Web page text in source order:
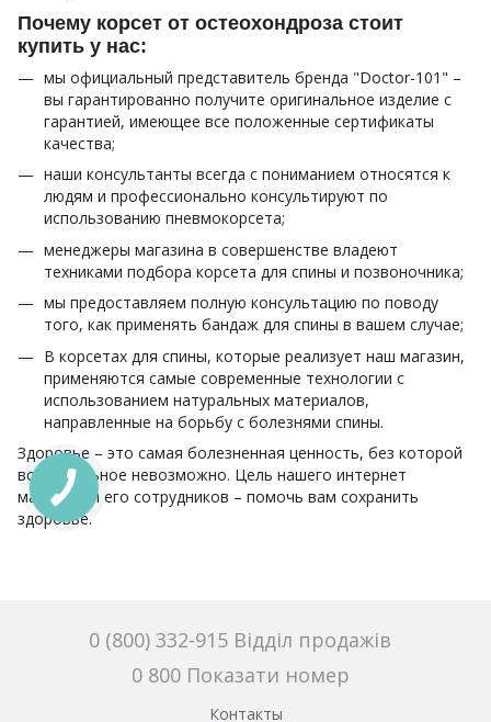
Почему корсет от остеохондроза стоит
купить у нас:
мы официальный представитель бренда "Doctor-101" –
вы гарантированно получите оригинальное изделие с
гарантией, имеющее все положенные сертификаты
качества;
наши консультанты всегда с пониманием относятся к
людям и профессионально консультируют по
использованию пневмокорсета;
менеджеры магазина в совершенстве владеют
техниками подбора корсета для спины и позвоночника;
мы предоставляем полную консультацию по поводу
того, как применять бандаж для спины в вашем случае;
В корсетах для спины, которые реализует наш магазин,
применяются самые современные технологии с
использованием натуральных материалов,
направленные на борьбу с болезнями спины.
Здоровье – это самая болезненная ценность, без которой
все остальное невозможно. Цель нашего интернет
магазина и его сотрудников – помочь вам сохранить
здоровье.
0 (800) 332-915 Відділ продажів
0 800 Показати номер
Контакты